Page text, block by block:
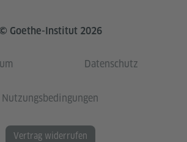
© Goethe-Institut 2026
Datenschutz
Nutzungsbedingungen
Vertrag widerrufen